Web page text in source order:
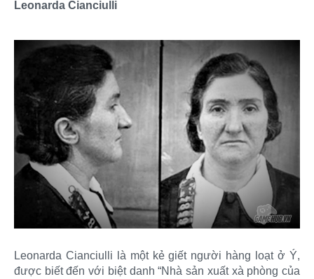
Leonarda Cianciulli
Leonarda Cianciulli là một kẻ giết người hàng loạt ở Ý,
được biết đến với biệt danh “Nhà sản xuất xà phòng của